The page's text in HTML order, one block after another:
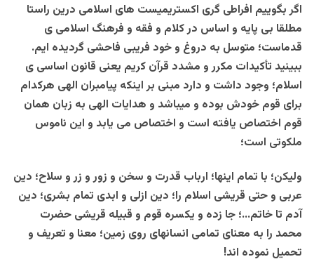
اگر بگوییم افراطی گری اکستریمیست های اسلامی درین راستا
مطلقا بی پایه و اساس در کلام و فقه و فرهنگ اسلامی ی
قدماست؛ متوسل به دروغ و خود فریبی فاحشی گردیده ایم.
ببینید تأکیدات مکرر و مشدد قرآن کریم یعنی قانون اساسی ی
اسلام؛ وجود داشت و دارد مبنی بر اینکه پیامبران الهی هرکدام
برای قوم خودش بوده و میباشد و هدایات الهی به زبان همان
قوم اختصاص یافته است و اختصاص می یابد و این ناموس
ملکوتی است؛
ولیکن؛ با تمام اینها؛ ارباب قدرت و سخن و زور و زر و سلاح؛ دین
عربی و حتی قریشی اسلام را؛ دین ازلی و ابدی تمام بشری؛ دین
آدم تا خاتم…؛ جا زده و یکسره قوم و قبیله قریشی حضرت
محمد را به معنای تمامی انسانهای روی زمین؛ معنا و تعریف و
تحمیل نموده اند!